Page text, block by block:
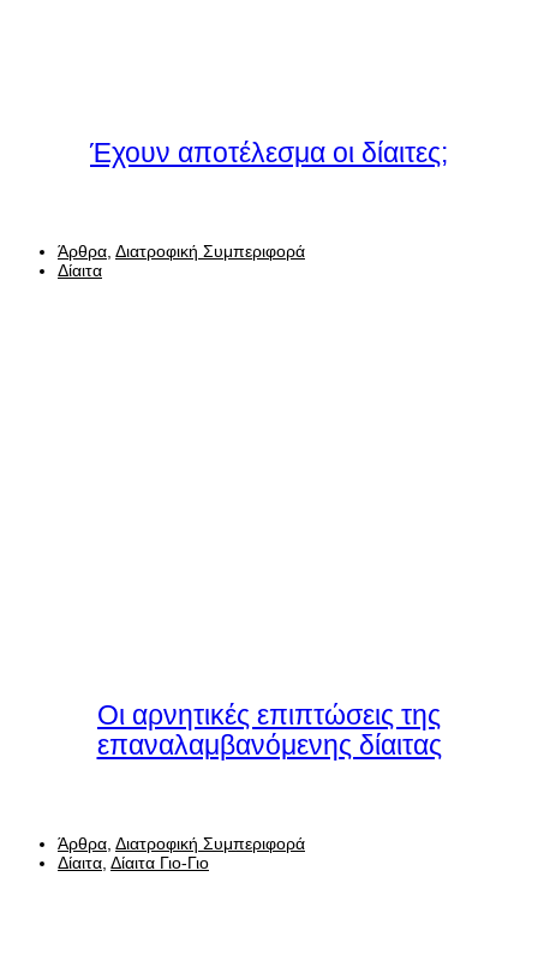
Έχουν αποτέλεσμα οι δίαιτες;
Άρθρα Διατροφική Συμπεριφορά
Δίαιτα
Οι αρνητικές επιπτώσεις της
επαναλαμβανόμενης δίαιτας
Άρθρα Διατροφική Συμπεριφορά
Δίαιτα Δίαιτα Γιο-Γιο